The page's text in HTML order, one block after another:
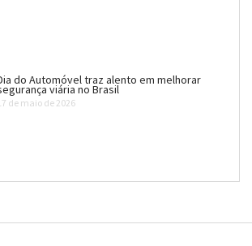
do Automóvel traz alento em melhorar
viária no Brasil
de maio de 2026